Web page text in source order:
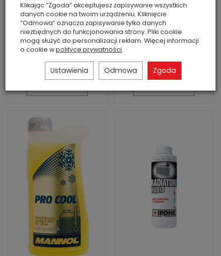
Jest
Stan: nowa część
zamienna
63,00 zł
Brak
Stan: nowa część
zamienna
33,00 zł
Klikając “Zgoda” akceptujesz zapisywanie wszystkich
danych cookie na twoim urządzeniu. Kliknięcie
“Odmowa” oznacza zapisywanie tylko danych
niezbędnych do funkcjonowania strony. Pliki cookie
mogą służyć do personalizacji reklam. Więcej informacji
o cookie wpolityce prywatności.
Ustawienia Odmowa Zgoda